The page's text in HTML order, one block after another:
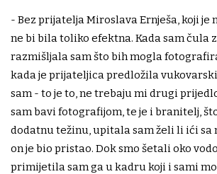
- Bez prijatelja Miroslava Ernješa, koji je
ne bi bila toliko efektna. Kada sam čula
razmišljala sam što bih mogla
kada je prijateljica predložila
sam - to je to, ne trebaju mi drugi
sam bavi fotografijom, te je i branitelj,
dodatnu težinu, upitala sam želi li ići sa
on je bio pristao. Dok smo šetali oko
primijetila sam ga u kadru koji i sami